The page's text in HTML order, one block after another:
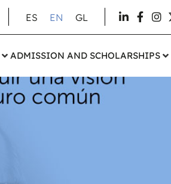
ES EN GL
ADMISSION AND SCHOLARSHIPS